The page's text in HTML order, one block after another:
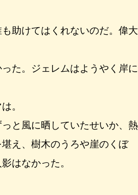
助けてはくれないのだ。偉大
た。ジェレムはようやく岸に
。
と風に晒していたせいか、熱
え、樹木のうろや崖のくぼ
はなかった。